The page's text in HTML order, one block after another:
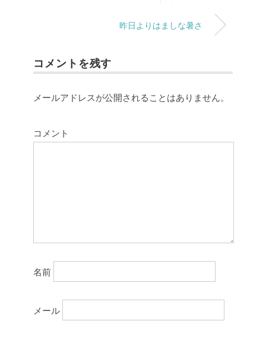
昨日よりはましな暑さ
コメントを残す
メールアドレスが公開されることはありません。
コメント
名前
メール